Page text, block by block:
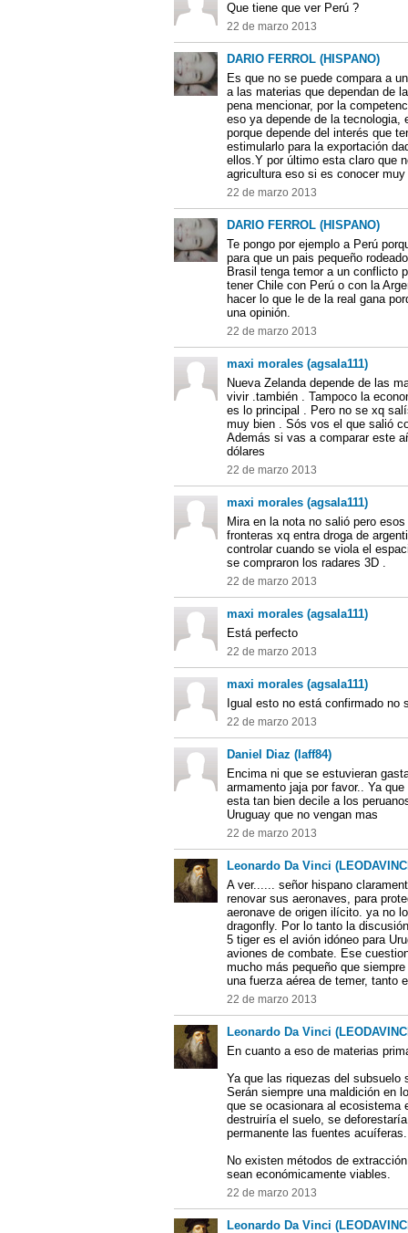
Que tiene que ver Perú ?
22 de marzo 2013
DARIO FERROL (HISPANO)
Es que no se puede compara a
a las materias que dependan de
pena mencionar, por la
eso ya depende de la
porque depende del interés que
estimularlo para la exportación
ellos.Y por último esta claro que
agricultura eso si es conocer
22 de marzo 2013
DARIO FERROL (HISPANO)
Te pongo por ejemplo a Perú
para que un pais pequeño
Brasil tenga temor a un conflicto
tener Chile con Perú o con la
hacer lo que le de la real gana
una opinión.
22 de marzo 2013
maxi morales (agsala111)
Nueva Zelanda depende de las
vivir .también . Tampoco la
es lo principal . Pero no se xq
muy bien . Sós vos el que salió
Además si vas a comparar este
dólares
22 de marzo 2013
maxi morales (agsala111)
Mira en la nota no salió pero
fronteras xq entra droga de
controlar cuando se viola el
se compraron los radares 3D .
22 de marzo 2013
maxi morales (agsala111)
Está perfecto
22 de marzo 2013
maxi morales (agsala111)
Igual esto no está confirmado no
22 de marzo 2013
Daniel Diaz (laff84)
Encima ni que se estuvieran
armamento jaja por favor.. Ya
esta tan bien decile a los
Uruguay que no vengan mas
22 de marzo 2013
Leonardo Da Vinci
A ver...... señor hispano
renovar sus aeronaves, para
aeronave de origen ilícito. ya no
dragonfly. Por lo tanto la
5 tiger es el avión idóneo para
aviones de combate. Ese
mucho más pequeño que
una fuerza aérea de temer, tanto
22 de marzo 2013
Leonardo Da Vinci
En cuanto a eso de materias
Ya que las riquezas del
Serán siempre una maldición en
que se ocasionara al ecosistema
destruiría el suelo, se
permanente las fuentes acuíferas.
No existen métodos de
sean económicamente viables.
22 de marzo 2013
Leonardo Da Vinci